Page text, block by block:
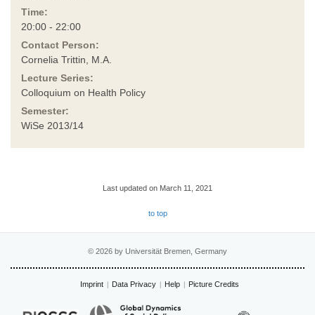
Time:
20:00 - 22:00
Contact Person:
Cornelia Trittin, M.A.
Lecture Series:
Colloquium on Health Policy
Semester:
WiSe 2013/14
Last updated on March 11, 2021
to top
© 2026 by Universität Bremen, Germany
Imprint Data Privacy Help Picture Credits